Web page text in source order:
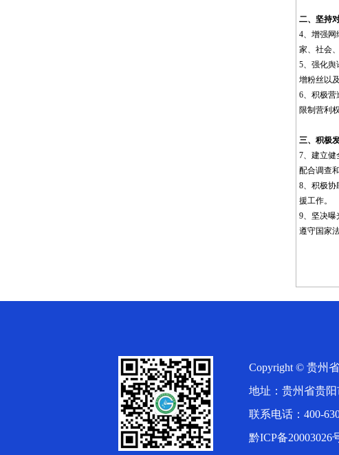
二、坚持
4、增强网
家、社会
5、强化舆
增粉丝以
6、积极营
限制营利
三、积极
7、建立健
配合调查
8、积极协
援工作。
9、坚决曝
遵守国家
Copyright © 贵州
地址：贵州省贵
联系电话：400-
黔ICP备20003026